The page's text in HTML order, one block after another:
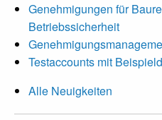
Genehmigungen für
Betriebssicherheit
Testaccounts mit
Alle Neuigkeiten